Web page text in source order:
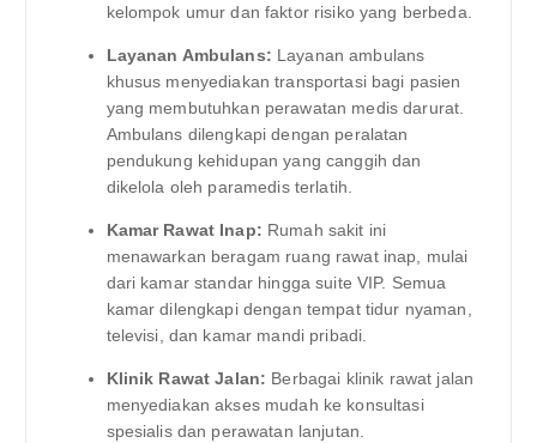
kelompok umur dan faktor risiko yang berbeda.
Layanan Ambulans: Layanan ambulans
khusus menyediakan transportasi bagi pasien
yang membutuhkan perawatan medis darurat.
Ambulans dilengkapi dengan peralatan
pendukung kehidupan yang canggih dan
dikelola oleh paramedis terlatih.
Kamar Rawat Inap: Rumah sakit ini
menawarkan beragam ruang rawat inap, mulai
dari kamar standar hingga suite VIP. Semua
kamar dilengkapi dengan tempat tidur nyaman,
televisi, dan kamar mandi pribadi.
Klinik Rawat Jalan: Berbagai klinik rawat jalan
menyediakan akses mudah ke konsultasi
spesialis dan perawatan lanjutan.